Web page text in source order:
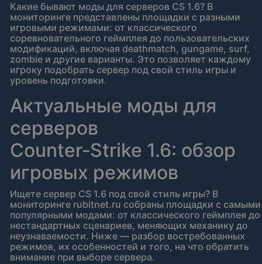
Какие бывают моды для серверов CS 1.6? В
мониторинге представлены площадки с разными
игровыми режимами: от классического
соревновательного геймплея до пользовательских
модификаций, включая deathmatch, gungame, surf,
zombie и другие варианты. Это позволяет каждому
игроку подобрать сервер под свой стиль игры и
уровень подготовки.
Актуальные моды для
серверов
Counter‑Strike 1.6: обзор
игровых режимов
Ищете сервер CS 1.6 под свой стиль игры? В
мониторинге rubitnet.ru собраны площадки с самыми
популярными модами: от классического геймплея до
нестандартных сценариев, меняющих механику до
неузнаваемости. Ниже — разбор востребованных
режимов, их особенностей и того, на что обратить
внимание при выборе сервера.